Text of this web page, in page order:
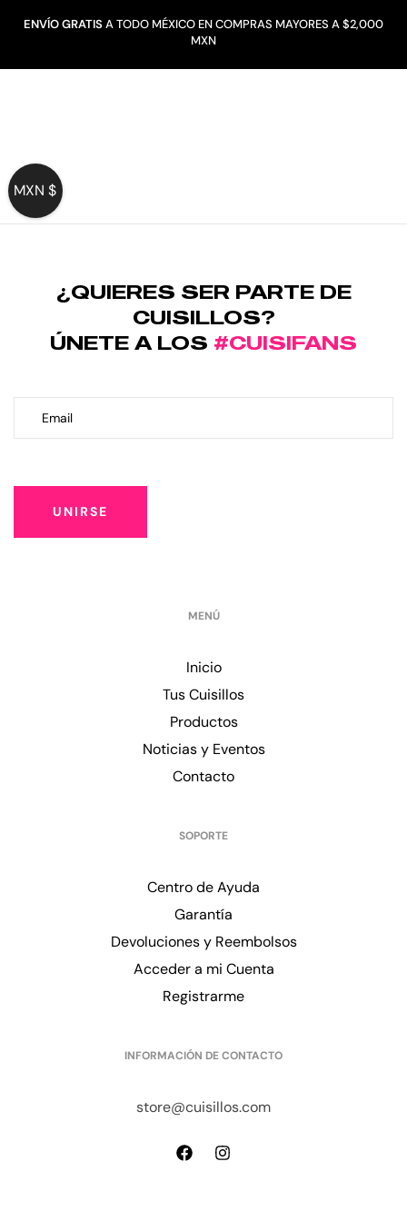
ENVÍO GRATISA TODO MÉXICO EN COMPRAS MAYORES A $2,000
MXN
¿QUIERES SER PARTE DE
CUISILLOS?
ÚNETE A LOS #CUISIFANS
UNIRSE
MENÚ
Inicio
Tus Cuisillos
Productos
Noticias y Eventos
Contacto
SOPORTE
Centro de Ayuda
Garantía
Devoluciones y Reembolsos
Acceder a mi Cuenta
Registrarme
INFORMACIÓN DE CONTACTO
store@cuisillos.com
MXN $